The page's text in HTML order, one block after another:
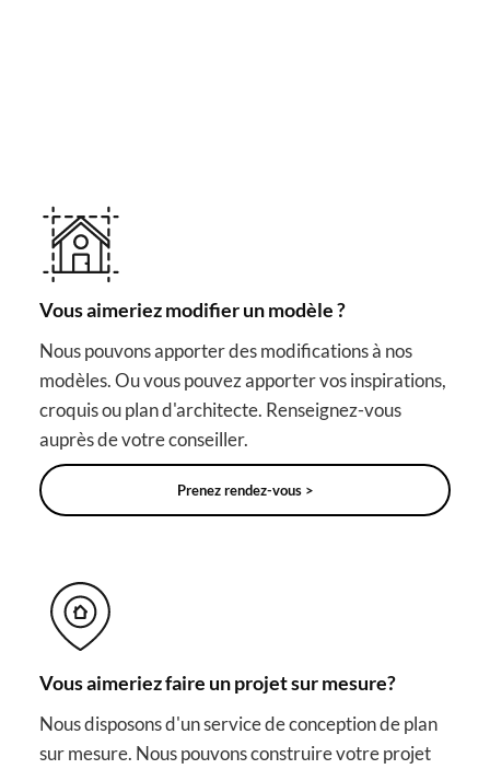
Vous aimeriez modifier un modèle ?
Nous pouvons apporter des modifications à nos
modèles. Ou vous pouvez apporter vos inspirations,
croquis ou plan d'architecte. Renseignez-vous
auprès de votre conseiller.
Prenez rendez-vous >
Vous aimeriez faire un projet sur mesure?
Nous disposons d'un service de conception de plan
sur mesure. Nous pouvons construire votre projet